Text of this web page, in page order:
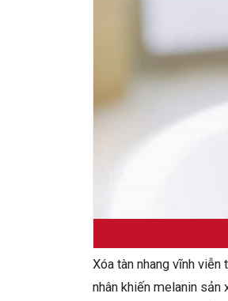
Xóa tàn nhang vĩnh
nhân khiến melanin sản